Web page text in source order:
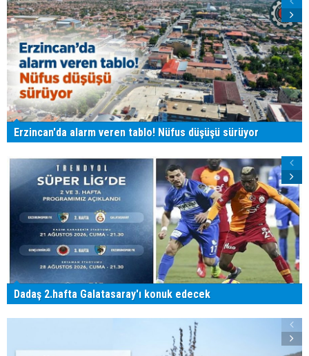
Erzincan'da alarm veren tablo! Nüfus düşüşü sürüyor
Dadaş 2.hafta Galatasaray'ı konuk edecek